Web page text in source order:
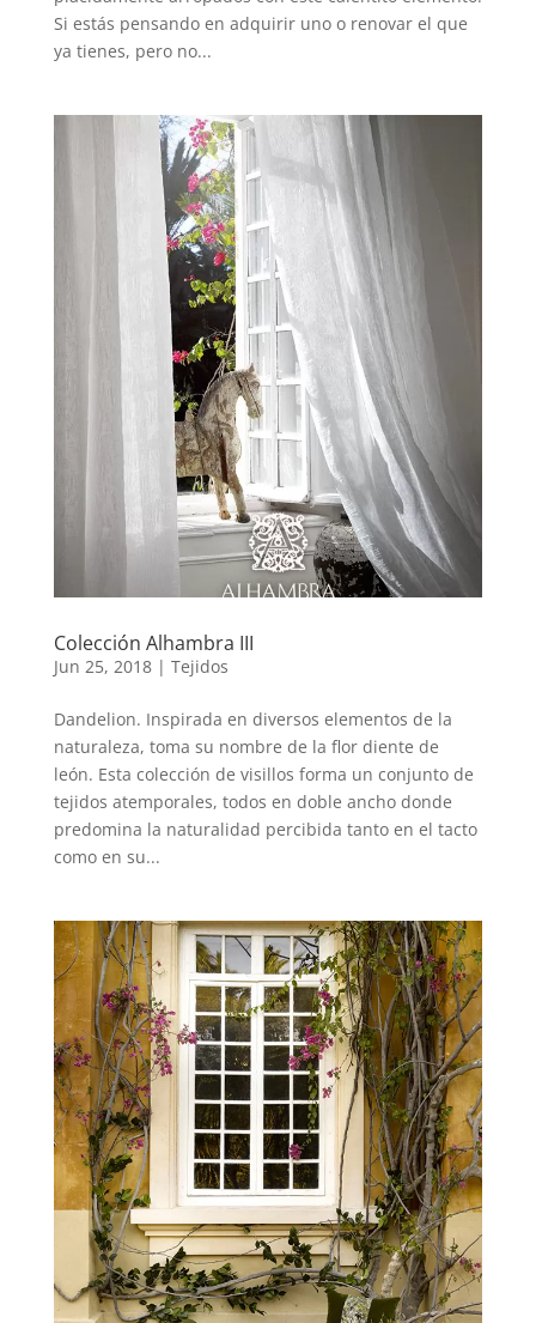
Si estás pensando en adquirir uno o renovar el que
ya tienes, pero no...
Colección Alhambra III
Jun 25, 2018| Tejidos
Dandelion. Inspirada en diversos elementos de la
naturaleza, toma su nombre de la flor diente de
león. Esta colección de visillos forma un conjunto de
tejidos atemporales, todos en doble ancho donde
predomina la naturalidad percibida tanto en el tacto
como en su...